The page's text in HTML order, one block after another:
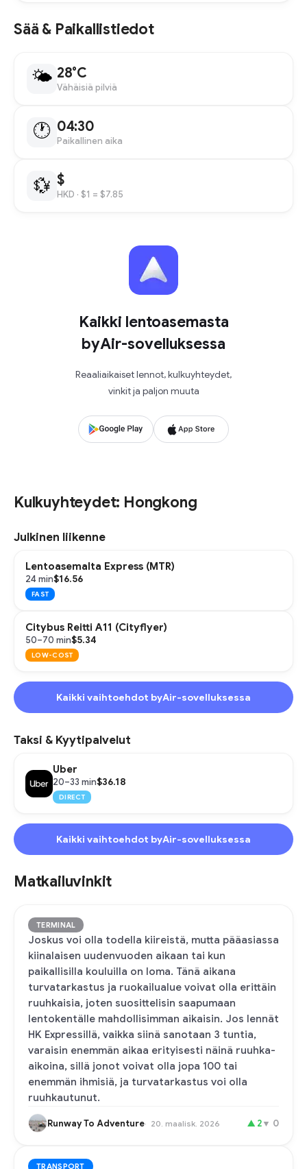
Sää & Paikallistiedot
🌤 28°C
Vähäisiä pilviä
🕐 04:30
Paikallinen aika
💱 $
HKD · $1 = $7.85
Kaikki lentoasemasta
byAir-sovelluksessa
Reaaliaikaiset lennot, kulkuyhteydet,
vinkit ja paljon muuta
Kulkuyhteydet: Hongkong
Julkinen liikenne
Lentoasemalta Express (MTR)
24 min$16.56
FAST
Citybus Reitti A11 (Cityflyer)
50–70 min$5.34
LOW-COST
Kaikki vaihtoehdot byAir-sovelluksessa
Taksi & Kyytipalvelut
Uber
20–33 min$36.18
DIRECT
Kaikki vaihtoehdot byAir-sovelluksessa
Matkailuvinkit
TERMINAL
Joskus voi olla todella kiireistä, mutta pääasiassa
kiinalaisen uudenvuoden aikaan tai kun
paikallisilla kouluilla on loma. Tänä aikana
turvatarkastus ja ruokailualue voivat olla erittäin
ruuhkaisia, joten suosittelisin saapumaan
lentokentälle mahdollisimman aikaisin. Jos lennät
HK Expressillä, vaikka siinä sanotaan 3 tuntia,
varaisin enemmän aikaa erityisesti näinä ruuhka-
aikoina, sillä jonot voivat olla jopa 100 tai
enemmän ihmisiä, ja turvatarkastus voi olla
ruuhkautunut.
Runway To Adventure 20. maalisk. 2026 ▲ 2▼ 0
TRANSPORT